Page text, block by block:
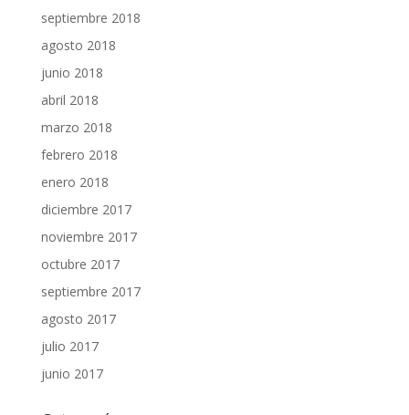
septiembre 2018
agosto 2018
junio 2018
abril 2018
marzo 2018
febrero 2018
enero 2018
diciembre 2017
noviembre 2017
octubre 2017
septiembre 2017
agosto 2017
julio 2017
junio 2017